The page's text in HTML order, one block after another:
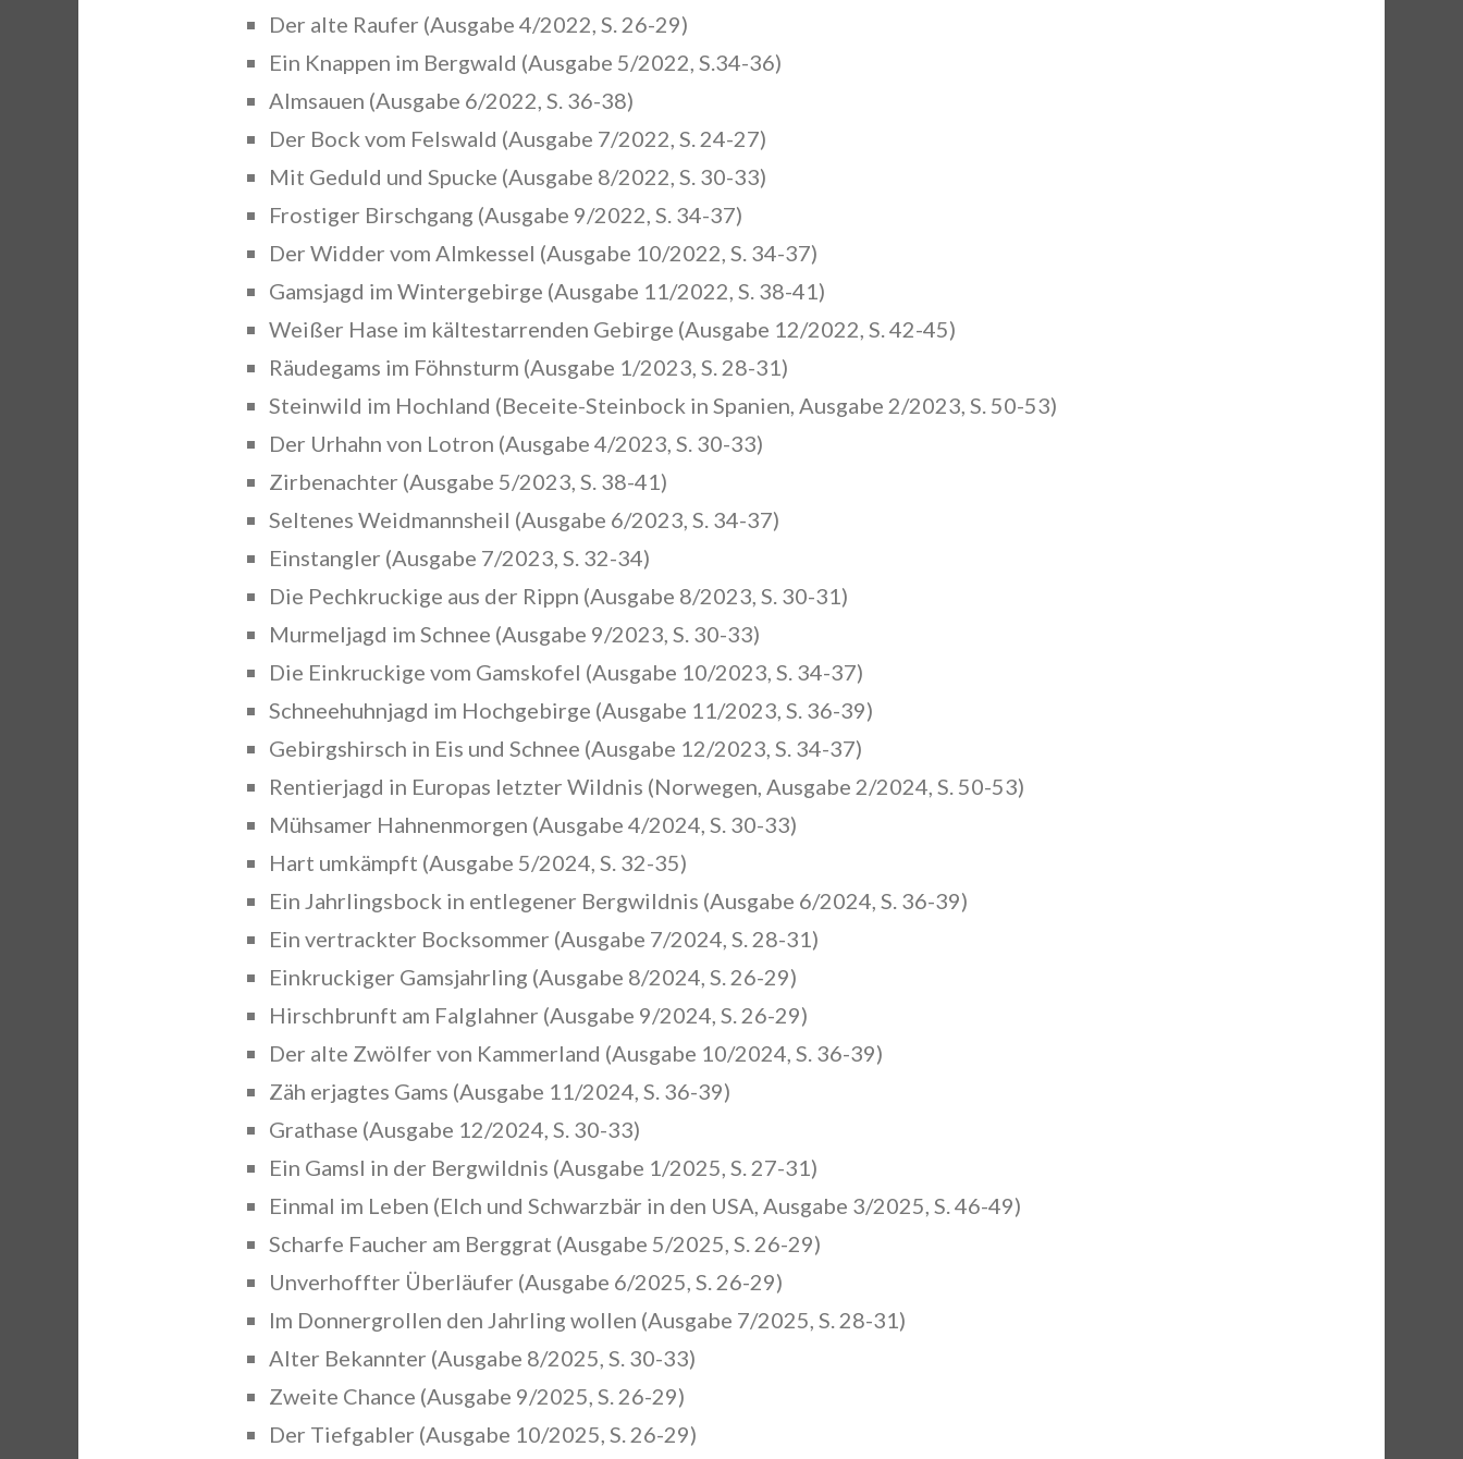
Der alte Raufer (Ausgabe 4/2022, S. 26-29)
Ein Knappen im Bergwald (Ausgabe 5/2022, S.34-36)
Almsauen (Ausgabe 6/2022, S. 36-38)
Der Bock vom Felswald (Ausgabe 7/2022, S. 24-27)
Mit Geduld und Spucke (Ausgabe 8/2022, S. 30-33)
Frostiger Birschgang (Ausgabe 9/2022, S. 34-37)
Der Widder vom Almkessel (Ausgabe 10/2022, S. 34-37)
Gamsjagd im Wintergebirge (Ausgabe 11/2022, S. 38-41)
Weißer Hase im kältestarrenden Gebirge (Ausgabe 12/2022, S. 42-45)
Räudegams im Föhnsturm (Ausgabe 1/2023, S. 28-31)
Steinwild im Hochland (Beceite-Steinbock in Spanien, Ausgabe 2/2023, S. 50-53)
Der Urhahn von Lotron (Ausgabe 4/2023, S. 30-33)
Zirbenachter (Ausgabe 5/2023, S. 38-41)
Seltenes Weidmannsheil (Ausgabe 6/2023, S. 34-37)
Einstangler (Ausgabe 7/2023, S. 32-34)
Die Pechkruckige aus der Rippn (Ausgabe 8/2023, S. 30-31)
Murmeljagd im Schnee (Ausgabe 9/2023, S. 30-33)
Die Einkruckige vom Gamskofel (Ausgabe 10/2023, S. 34-37)
Schneehuhnjagd im Hochgebirge (Ausgabe 11/2023, S. 36-39)
Gebirgshirsch in Eis und Schnee (Ausgabe 12/2023, S. 34-37)
Rentierjagd in Europas letzter Wildnis (Norwegen, Ausgabe 2/2024, S. 50-53)
Mühsamer Hahnenmorgen (Ausgabe 4/2024, S. 30-33)
Hart umkämpft (Ausgabe 5/2024, S. 32-35)
Ein Jahrlingsbock in entlegener Bergwildnis (Ausgabe 6/2024, S. 36-39)
Ein vertrackter Bocksommer (Ausgabe 7/2024, S. 28-31)
Einkruckiger Gamsjahrling (Ausgabe 8/2024, S. 26-29)
Hirschbrunft am Falglahner (Ausgabe 9/2024, S. 26-29)
Der alte Zwölfer von Kammerland (Ausgabe 10/2024, S. 36-39)
Zäh erjagtes Gams (Ausgabe 11/2024, S. 36-39)
Grathase (Ausgabe 12/2024, S. 30-33)
Ein Gamsl in der Bergwildnis (Ausgabe 1/2025, S. 27-31)
Einmal im Leben (Elch und Schwarzbär in den USA, Ausgabe 3/2025, S. 46-49)
Scharfe Faucher am Berggrat (Ausgabe 5/2025, S. 26-29)
Unverhoffter Überläufer (Ausgabe 6/2025, S. 26-29)
Im Donnergrollen den Jahrling wollen (Ausgabe 7/2025, S. 28-31)
Alter Bekannter (Ausgabe 8/2025, S. 30-33)
Zweite Chance (Ausgabe 9/2025, S. 26-29)
Der Tiefgabler (Ausgabe 10/2025, S. 26-29)